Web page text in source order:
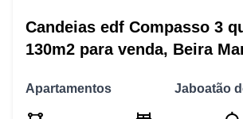
Candeias edf Compasso 3
130m2 para venda, Beira
Apartamentos Jaboatão